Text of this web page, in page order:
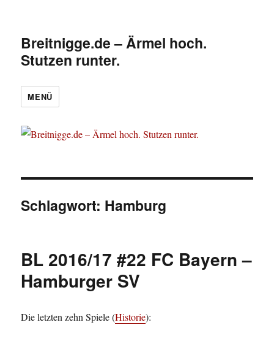
Breitnigge.de – Ärmel hoch.
Stutzen runter.
MENÜ
Schlagwort: Hamburg
BL 2016/17 #22 FC Bayern –
Hamburger SV
Die letzten zehn Spiele (Historie):